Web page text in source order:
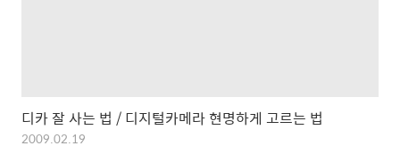
디카 잘 사는 법 / 디지털카메라 현명하게 고르는 법
2009.02.19